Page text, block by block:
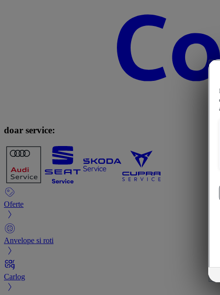
doar service:
Oferte
Anvelope si roti
Carlog